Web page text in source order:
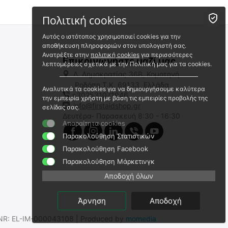
Κάλυμμα αντικειμενικού
φακού YUKON RANGER
Άμεσα διαθέσιμο
Αποστολή σε 1 εως 3
εργάσιμες
(χωρίς ΦΠΑ)
Άμεσα διαθέσιμο
Αποστολή σε 1 εως 3
εργάσιμες
€4.95
€3.99(χωρίς ΦΠΑ)
Επικοινωνήστε μαζί μας
Λ. Δημοκρατίας 36Β, Κομοτηνή
Ροδόπη,Τ.Κ. 69133, Ελλάδα
+302531071946
info@firstaidshop.gr
Δευτέρα- Παρασκευή 8:30 - 16:30
EL-IM-000043108 | Produced by momedia
Πολιτική cookies
Αυτός ο ιστότοπος χρησιμοποιεί cookies για την
αποθήκευση πληροφοριών στον υπολογιστή σας.
Ανατρέξτε στην πολιτική cookies για περισσότερες
λεπτομέρειες σχετικά με την Πολιτική μας για τα cookies.
Αναλυτικά τα cookies για να δημιουργήσουμε καλύτερα
την εμπειρία χρήστη με βάση τις εμπειρίες προβολής της
σελίδας σας.
Απαραίτητα cookies
Παρακολούθηση Στατιστικών
Παρακολούθηση Facebook
Παρακολούθηση Μάρκετινγκ
Αποδοχή όλων
Άρνηση Αποδοχή